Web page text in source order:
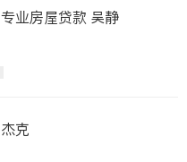
专业房屋贷款 吴静
杰克